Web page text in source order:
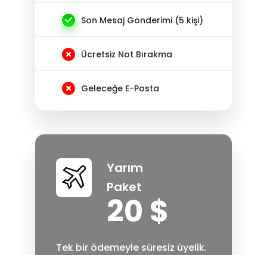
Son Mesaj Gönderimi (5 kişi)
Ücretsiz Not Bırakma
Geleceğe E-Posta
Yarım
Paket
20 $
Tek bir ödemeyle süresiz üyelik.